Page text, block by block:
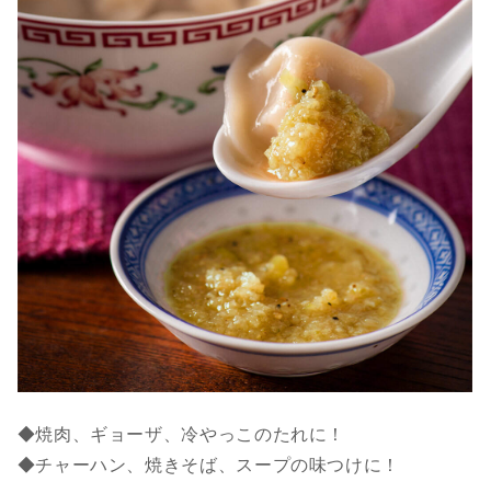
◆焼肉、ギョーザ、冷やっこのたれに！
◆チャーハン、焼きそば、スープの味つけに！